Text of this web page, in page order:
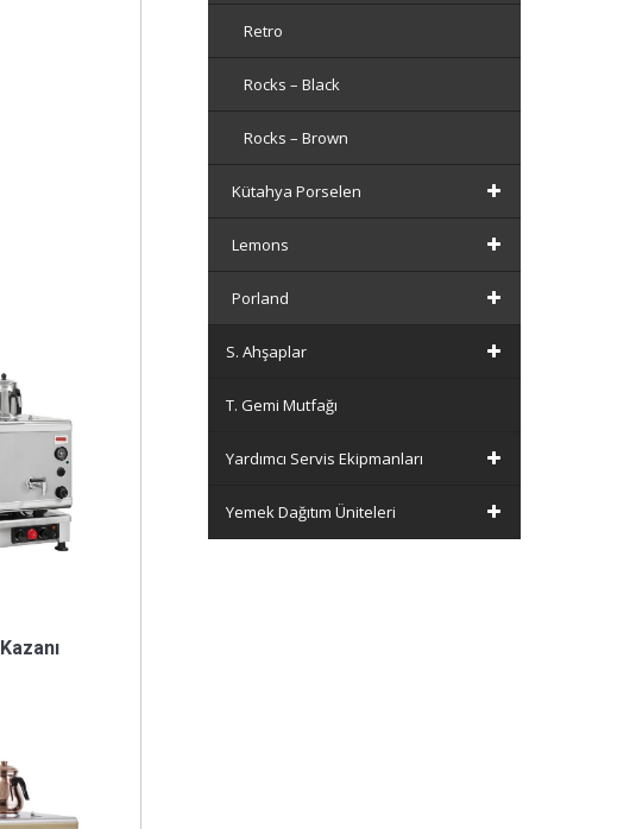
Retro
Rocks – Black
Rocks – Brown
Kütahya Porselen
Lemons
Porland
S. Ahşaplar
T. Gemi Mutfağı
Yardımcı Servis Ekipmanları
Yemek Dağıtım Üniteleri